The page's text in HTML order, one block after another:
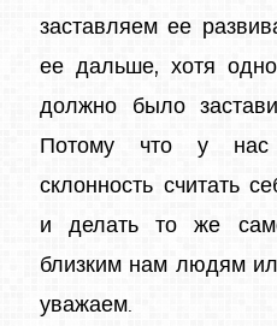
заставляем ее
ее дальше, хотя
должно было
Потому что у нас
склонность считать
и делать то же
близким нам людям
уважаем.